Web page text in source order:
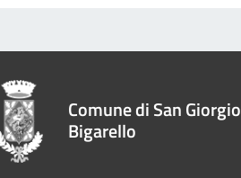
Comune di San Giorgio
Bigarello